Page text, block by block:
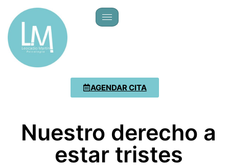
AGENDAR CITA
Nuestro derecho a
estar tristes